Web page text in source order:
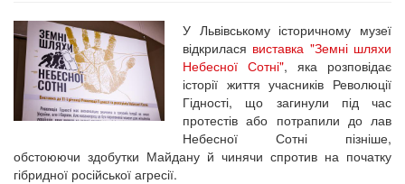
У Львівському історичному музеї
відкрилася виставка "Земні шляхи
Небесної Сотні", яка розповідає
історії життя учасників Революції
Гідності, що загинули під час
протестів або потрапили до лав
Небесної Сотні пізніше,
обстоюючи здобутки Майдану й чинячи спротив на початку
гібридної російської агресії.